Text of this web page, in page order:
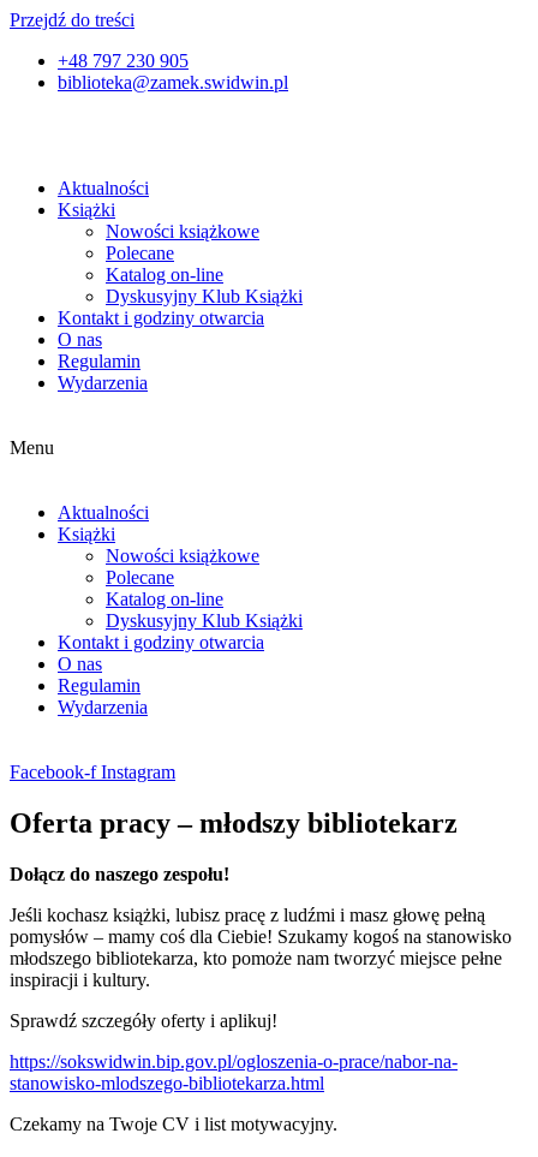
Przejdź do treści
+48 797 230 905
biblioteka@zamek.swidwin.pl
Aktualności
Książki
Nowości książkowe
Polecane
Katalog on-line
Dyskusyjny Klub Książki
Kontakt i godziny otwarcia
O nas
Regulamin
Wydarzenia
Menu
Aktualności
Książki
Nowości książkowe
Polecane
Katalog on-line
Dyskusyjny Klub Książki
Kontakt i godziny otwarcia
O nas
Regulamin
Wydarzenia
Facebook-f Instagram
Oferta pracy – młodszy bibliotekarz
Dołącz do naszego zespołu!
Jeśli kochasz książki, lubisz pracę z ludźmi i masz głowę pełną
pomysłów – mamy coś dla Ciebie! Szukamy kogoś na stanowisko
młodszego bibliotekarza, kto pomoże nam tworzyć miejsce pełne
inspiracji i kultury.
Sprawdź szczegóły oferty i aplikuj!
https://sokswidwin.bip.gov.pl/ogloszenia-o-prace/nabor-na-
stanowisko-mlodszego-bibliotekarza.html
Czekamy na Twoje CV i list motywacyjny.